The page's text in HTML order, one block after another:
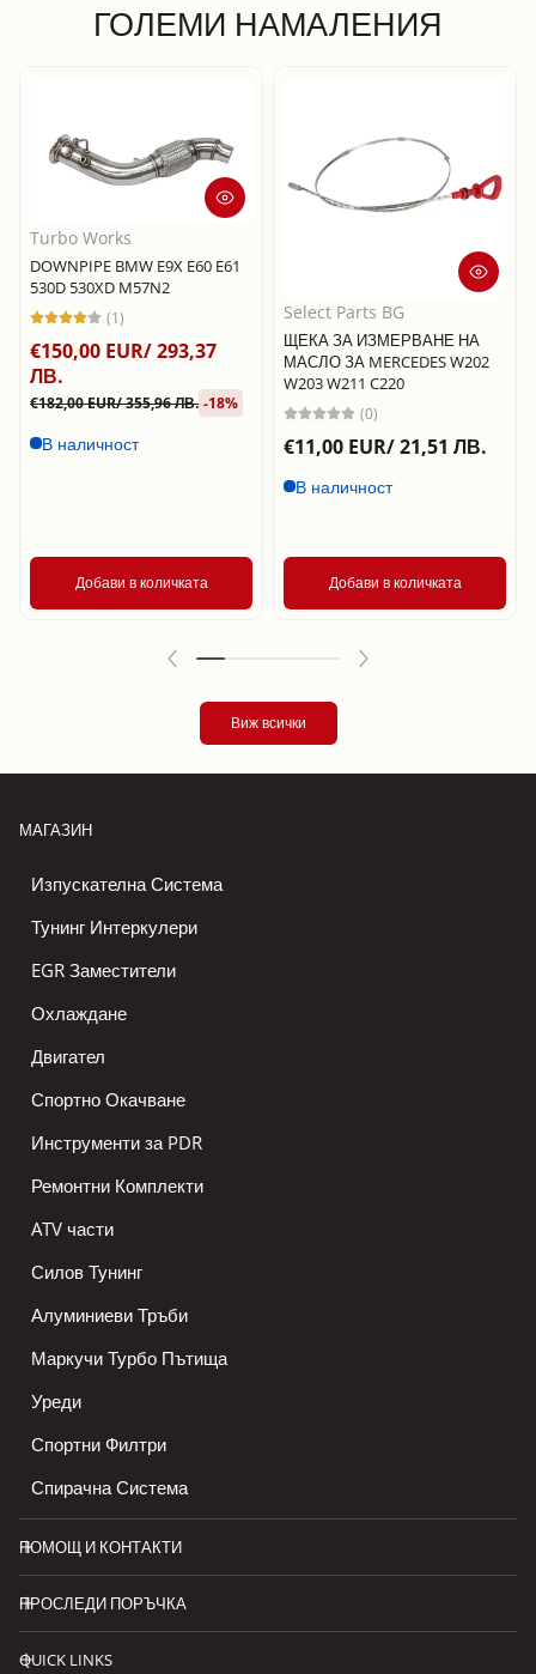
ГОЛЕМИ НАМАЛЕНИЯ
Turbo Works
DOWNPIPE BMW E9X E60 E61
530D 530XD M57N2
(1)
€150,00 EUR/ 293,37
ЛВ.
€182,00 EUR/ 355,96 ЛВ. -18%
В наличност
Добави в количката
Select Parts BG
ЩЕКА ЗА ИЗМЕРВАНЕ НА
МАСЛО ЗА MERCEDES W202
W203 W211 C220
(0)
€11,00 EUR/ 21,51 ЛВ.
В наличност
Добави в количката
Виж всички
МАГАЗИН
Изпускателна Система
Тунинг Интеркулери
EGR Заместители
Охлаждане
Двигател
Спортно Окачване
Инструменти за PDR
Ремонтни Комплекти
ATV части
Силов Тунинг
Алуминиеви Тръби
Маркучи Турбо Пътища
Уреди
Спортни Филтри
Спирачна Система
ПОМОЩ И КОНТАКТИ
ПРОСЛЕДИ ПОРЪЧКА
QUICK LINKS